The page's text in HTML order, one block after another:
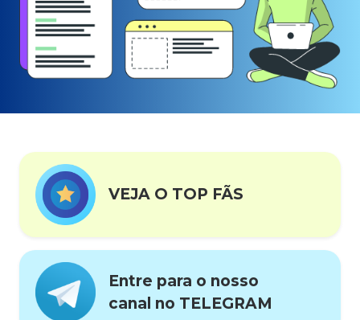
VEJA O TOP FÃS
Entre para o nosso
canal no TELEGRAM